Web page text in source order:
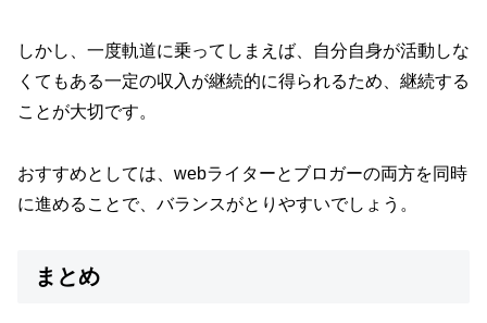
しかし、一度軌道に乗ってしまえば、自分自身が活動しな
くてもある一定の収入が継続的に得られるため、継続する
ことが大切です。
おすすめとしては、webライターとブロガーの両方を同時
に進めることで、バランスがとりやすいでしょう。
まとめ